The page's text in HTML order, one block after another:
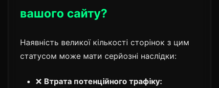
вашого сайту?
Наявність великої кількості сторінок з цим
статусом може мати серйозні наслідки:
❌ Втрата потенційного трафіку: